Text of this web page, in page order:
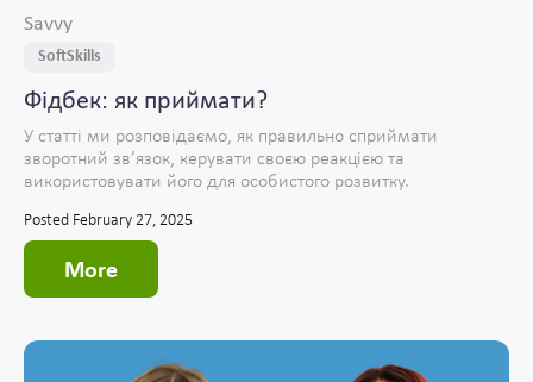
Savvy
SoftSkills
Фідбек: як приймати?
У статті ми розповідаємо, як правильно сприймати
зворотний зв’язок, керувати своєю реакцією та
використовувати його для особистого розвитку.
Posted February 27, 2025
More